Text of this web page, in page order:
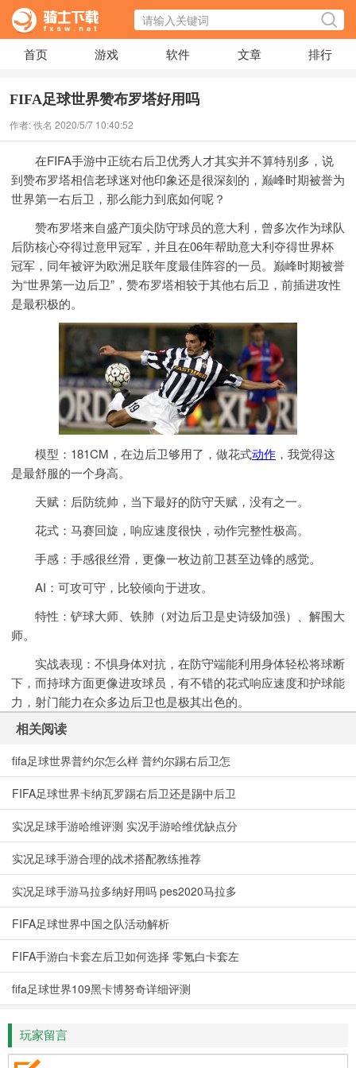
首页 游戏 软件 文章 排行
FIFA足球世界赞布罗塔好用吗
作者: 佚名 2020/5/7 10:40:52
在FIFA手游中正统右后卫优秀人才其实并不算特别多，说
到赞布罗塔相信老球迷对他印象还是很深刻的，巅峰时期被誉为
世界第一右后卫，那么能力到底如何呢？
赞布罗塔来自盛产顶尖防守球员的意大利，曾多次作为球队
后防核心夺得过意甲冠军，并且在06年帮助意大利夺得世界杯
冠军，同年被评为欧洲足联年度最佳阵容的一员。巅峰时期被誉
为“世界第一边后卫”，赞布罗塔相较于其他右后卫，前插进攻性
是最积极的。
模型：181CM，在边后卫够用了，做花式动作 ，我觉得这
是最舒服的一个身高。
天赋：后防统帅，当下最好的防守天赋，没有之一。
花式：马赛回旋，响应速度很快，动作完整性极高。
手感：手感很丝滑，更像一枚边前卫甚至边锋的感觉。
AI：可攻可守，比较倾向于进攻。
特性：铲球大师、铁肺（对边后卫是史诗级加强）、解围大
师。
实战表现：不惧身体对抗，在防守端能利用身体轻松将球断
下，而持球方面更像进攻球员，有不错的花式响应速度和护球能
力，射门能力在众多边后卫也是极其出色的。
相关阅读
fifa足球世界普约尔怎么样 普约尔踢右后卫怎
FIFA足球世界卡纳瓦罗踢右后卫还是踢中后卫
实况足球手游哈维评测 实况手游哈维优缺点分
实况足球手游合理的战术搭配教练推荐
实况足球手游马拉多纳好用吗 pes2020马拉多
FIFA足球世界中国之队活动解析
FIFA手游白卡套左后卫如何选择 零氪白卡套左
fifa足球世界109黑卡博努奇详细评测
玩家留言